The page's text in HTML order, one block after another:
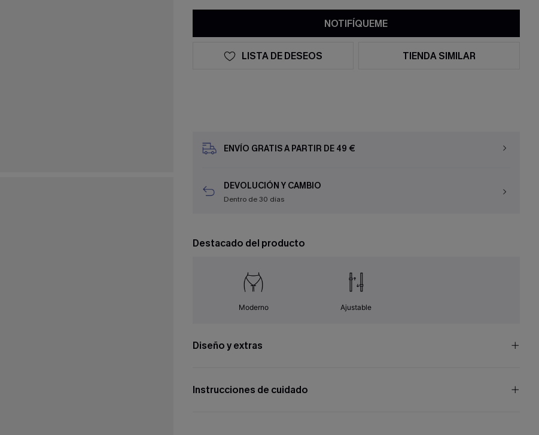
NOTIFÍQUEME
LISTA DE DESEOS TIENDA SIMILAR
ENVÍO GRATIS A PARTIR DE 49 €
DEVOLUCIÓN Y CAMBIO
Dentro de 30 días
Destacado del producto
Moderno Ajustable
Diseño y extras
Instrucciones de cuidado